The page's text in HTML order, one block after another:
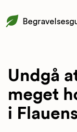
Undgå
meget
i